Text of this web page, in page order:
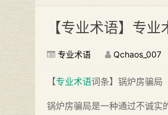
【专业术语】专
专业术语 Qchaos_007
【专业术语词条】锅炉房骗局
锅炉房骗局是一种通过不诚实